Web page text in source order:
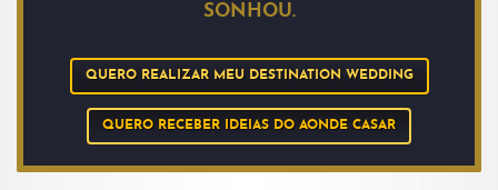
SONHOU.
QUERO REALIZAR MEU DESTINATION WEDDING
QUERO RECEBER IDEIAS DO AONDE CASAR